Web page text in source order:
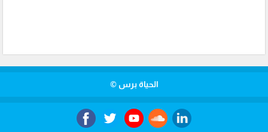
الحياة برس ©